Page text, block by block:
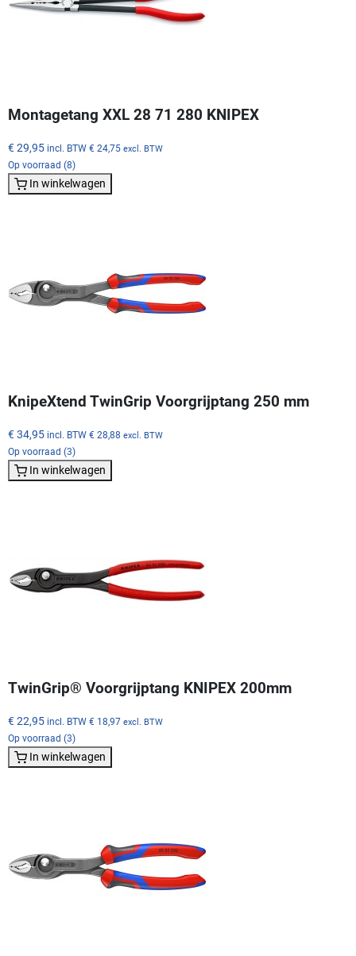
Montagetang XXL 28 71 280 KNIPEX
€ 29,95 incl. BTW € 24,75 excl. BTW
Op voorraad (8)
In winkelwagen
KnipeXtend TwinGrip Voorgrijptang 250 mm
€ 34,95 incl. BTW € 28,88 excl. BTW
Op voorraad (3)
In winkelwagen
TwinGrip® Voorgrijptang KNIPEX 200mm
€ 22,95 incl. BTW € 18,97 excl. BTW
Op voorraad (3)
In winkelwagen